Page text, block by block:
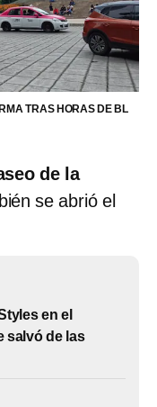
TRAS HORAS DE BL
de la
se abrió el
en el
salvó de las